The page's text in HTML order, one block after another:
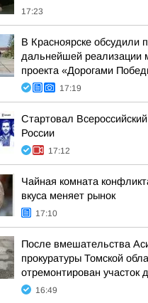
17:23
В Красноярске обсудили
дальнейшей реализации
проекта «Дорогами
17:19
Стартовал
России
17:12
Чайная комната
вкуса меняет рынок
17:10
После вмешательства
прокуратуры Томской
отремонтирован участок
16:49